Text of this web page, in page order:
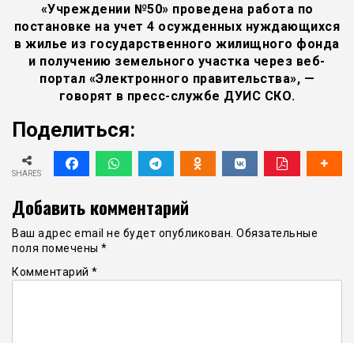
«Учреждении №50» проведена работа по
постановке на учет 4 осужденных нуждающихся
в жилье из государственного жилищного фонда
и получению земельного участка через веб-
портал «Электронного правительства», —
говорят в пресс-службе ДУИС СКО.
Поделиться:
SHARES
Добавить комментарий
Ваш адрес email не будет опубликован. Обязательные
поля помечены *
Комментарий *